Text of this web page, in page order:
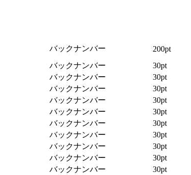
バックナンバー
200pt
バックナンバー
30pt
バックナンバー
30pt
バックナンバー
30pt
バックナンバー
30pt
バックナンバー
30pt
バックナンバー
30pt
バックナンバー
30pt
バックナンバー
30pt
バックナンバー
30pt
バックナンバー
30pt